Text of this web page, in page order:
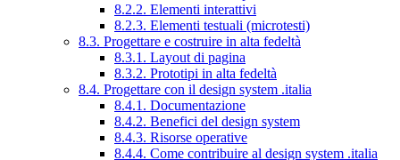
8.2.2. Elementi interattivi
8.2.3. Elementi testuali (microtesti)
8.3. Progettare e costruire in alta fedeltà
8.3.1. Layout di pagina
8.3.2. Prototipi in alta fedeltà
8.4. Progettare con il design system .italia
8.4.1. Documentazione
8.4.2. Benefici del design system
8.4.3. Risorse operative
8.4.4. Come contribuire al design system .italia